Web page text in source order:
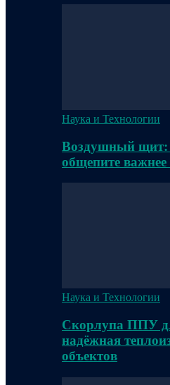
Наука и Технологии
Воздушный щит:
общепите
Наука и Технологии
Скорлупа ППУ
надёжная
объектов